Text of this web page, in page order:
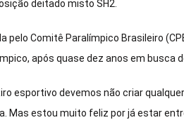
deitado misto SH2.
pelo Comitê Paralímpico Brasileiro
após quase dez anos em busca
esportivo devemos não criar
Mas estou muito feliz por já estar